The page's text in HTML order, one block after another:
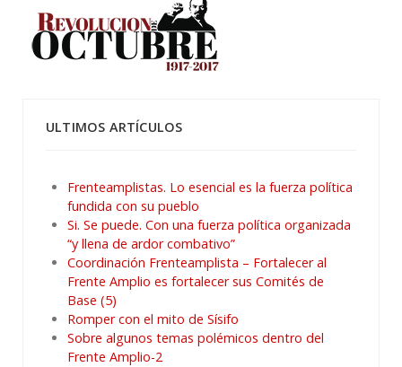
ULTIMOS ARTÍCULOS
Frenteamplistas. Lo esencial es la fuerza política
fundida con su pueblo
Si. Se puede. Con una fuerza política organizada
“y llena de ardor combativo”
Coordinación Frenteamplista – Fortalecer al
Frente Amplio es fortalecer sus Comités de
Base (5)
Romper con el mito de Sísifo
Sobre algunos temas polémicos dentro del
Frente Amplio-2